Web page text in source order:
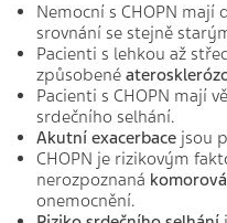
Nemocní s CHOPN
srovnání se stejně
Pacienti s lehkou až
způsobené
Pacienti s CHOPN mají
srdečního selhání.
Akutní exacerbace jsou
CHOPN je rizikovým
nerozpoznaná
onemocnění.